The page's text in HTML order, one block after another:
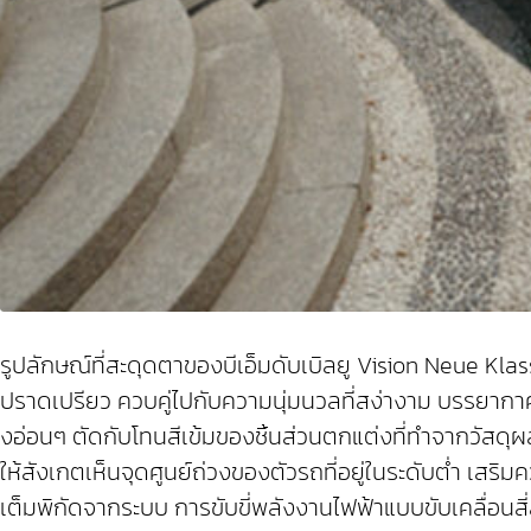
รูปลักษณ์ที่สะดุดตาของบีเอ็มดับเบิลยู Vision Neue
ปราดเปรียว ควบคู่ไปกับความนุ่มนวลที่สง่างาม บรรยาก
งอ่อนๆ ตัดกับโทนสีเข้มของชิ้นส่วนตกแต่งที่ทำจากวัสดุ
ให้สังเกตเห็นจุดศูนย์ถ่วงของตัวรถที่อยู่ในระดับต่ำ เสริ
เต็มพิกัดจากระบบ การขับขี่พลังงานไฟฟ้าแบบขับเคลื่อน